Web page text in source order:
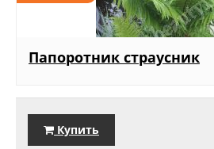
Папоротник страусник
Купить